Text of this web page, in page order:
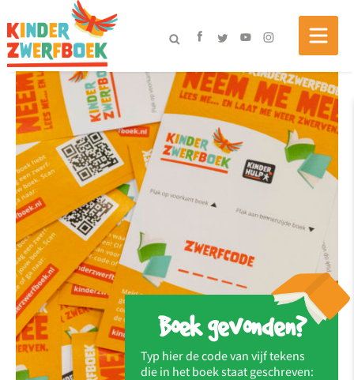
Boek gevonden?
Typ hier de code van vijf tekens
die in het boek staat geschreven: